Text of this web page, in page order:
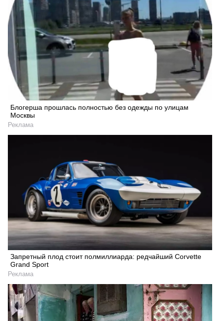
Блогерша прошлась полностью без одежды по улицам
Москвы
Реклама
Запретный плод стоит полмиллиарда: редчайший Corvette
Grand Sport
Реклама